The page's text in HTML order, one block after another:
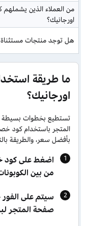
من العملاء الذين
اورجانيك؟
هل توجد منتجات
ما طريقة
اورجانيك؟
تستطيع بخطوات بسيطة
المتجر باستخدام كود
بأفضل سعر، والطريقة
اضغط على كود
من بين
سيتم على
صفحة المتجر